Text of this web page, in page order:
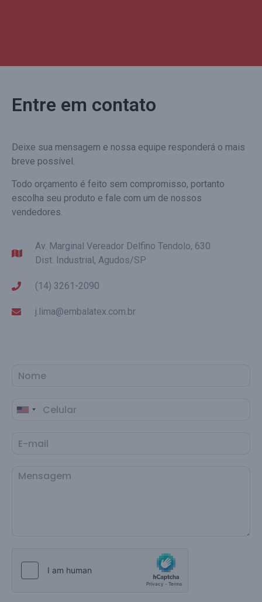
Entre em contato
Deixe sua mensagem e nossa equipe responderá o mais
breve possível.
Todo orçamento é feito sem compromisso, portanto
escolha seu produto e fale com um de nossos
vendedores.
Av. Marginal Vereador Delfino Tendolo, 630
Dist. Industrial, Agudos/SP
(14) 3261-2090
j.lima@embalatex.com.br